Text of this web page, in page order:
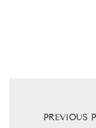
PREVIOUS